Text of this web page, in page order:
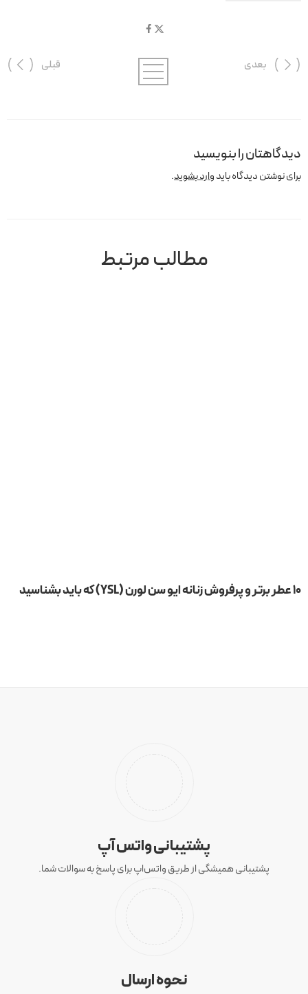
قبلی بعدی
دیدگاهتان را بنویسید
برای نوشتن دیدگاه بایدوارد بشوید.
مطالب مرتبط
۱۰ عطر برتر و پرفروش زنانه ایو سن لورن (YSL) که باید بشناسید
پشتیبانی واتس آپ
پشتیبانی همیشگی از طریق واتس‌اپ برای پاسخ به سوالات شما.
نحوه ارسال